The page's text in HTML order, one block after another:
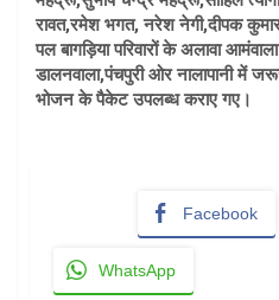
रावत,रमेश भगत, नरेश नेगी,दीपक
पल बागड़िया परिवारों के अलावा
डालनवाला,पंचपुरी ओर नालापानी में
भोजन के पैकेट उपलब्ध कराए गए।
Facebook
WhatsApp